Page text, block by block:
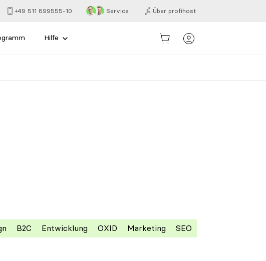
+49 511 899555-10 Service Über profihost
Hilfe
B2C Entwicklung OXID Marketing SEO